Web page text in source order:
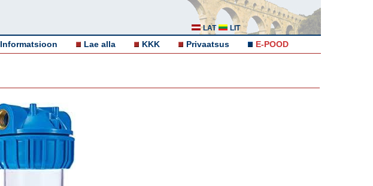
LAT LIT
Informatsioon Lae alla KKK Privaatsus E-POOD